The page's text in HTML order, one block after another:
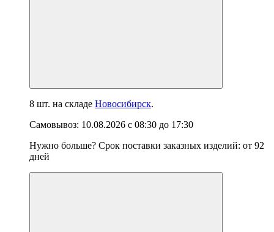
8 шт. на складе Новосибирск.
Самовывоз: 10.08.2026 с 08:30 до 17:30
Нужно больше? Срок поставки заказных изделий: от 92
дней